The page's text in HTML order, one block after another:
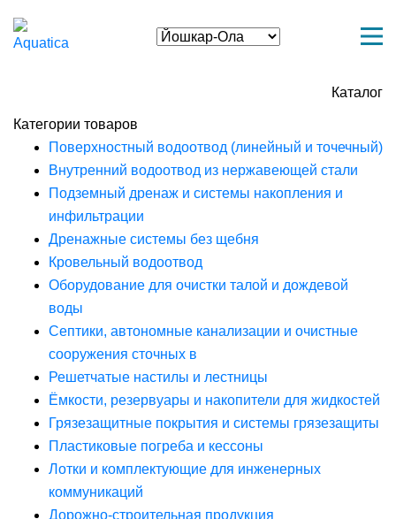
Каталог
Категории товаров
Поверхностный водоотвод (линейный и точечный)
Внутренний водоотвод из нержавеющей стали
Подземный дренаж и системы накопления и
инфильтрации
Дренажные системы без щебня
Кровельный водоотвод
Оборудование для очистки талой и дождевой
воды
Септики, автономные канализации и очистные
сооружения сточных в
Решетчатые настилы и лестницы
Ёмкости, резервуары и накопители для жидкостей
Грязезащитные покрытия и системы грязезащиты
Пластиковые погреба и кессоны
Лотки и комплектующие для инженерных
коммуникаций
Дорожно-строительная продукция